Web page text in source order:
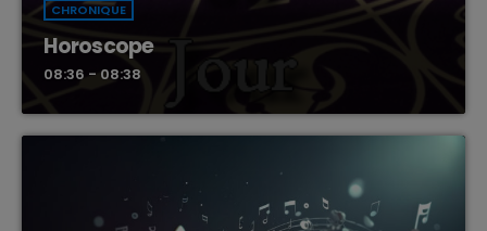
CHRONIQUE
Horoscope
08:36 - 08:38